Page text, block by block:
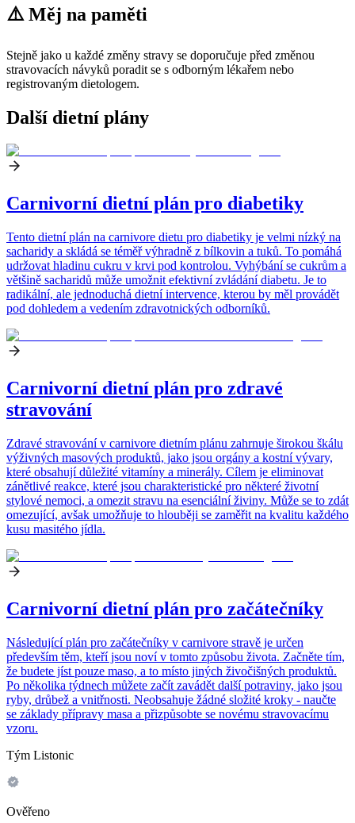
⚠️ Měj na paměti
Stejně jako u každé změny stravy se doporučuje před změnou
stravovacích návyků poradit se s odborným lékařem nebo
registrovaným dietologem.
Další dietní plány
Carnivorní dietní plán pro diabetiky
Tento dietní plán na carnivore dietu pro diabetiky je velmi nízký na
sacharidy a skládá se téměř výhradně z bílkovin a tuků. To pomáhá
udržovat hladinu cukru v krvi pod kontrolou. Vyhýbání se cukrům a
většině sacharidů může umožnit efektivní zvládání diabetu. Je to
radikální, ale jednoduchá dietní intervence, kterou by měl provádět
pod dohledem a vedením zdravotnických odborníků.
Carnivorní dietní plán pro zdravé
stravování
Zdravé stravování v carnivore dietním plánu zahrnuje širokou škálu
výživných masových produktů, jako jsou orgány a kostní vývary,
které obsahují důležité vitamíny a minerály. Cílem je eliminovat
zánětlivé reakce, které jsou charakteristické pro některé životní
stylové nemoci, a omezit stravu na esenciální živiny. Může se to zdát
omezující, avšak umožňuje to hlouběji se zaměřit na kvalitu každého
kusu masitého jídla.
Carnivorní dietní plán pro začátečníky
Následující plán pro začátečníky v carnivore stravě je určen
především těm, kteří jsou noví v tomto způsobu života. Začněte tím,
že budete jíst pouze maso, a to místo jiných živočišných produktů.
Po několika týdnech můžete začít zavádět další potraviny, jako jsou
ryby, drůbež a vnitřnosti. Neobsahuje žádné složité kroky - naučte
se základy přípravy masa a přizpůsobte se novému stravovacímu
vzoru.
Tým Listonic
Ověřeno